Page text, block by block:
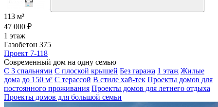
113 м²
47 000 ₽
1 этаж
Газобетон 375
Проект 7-118
Современный дом на одну семью
С 3 спальнями С плоской крышей Без гаража 1 этаж Жилые
дома до 150 м² С терассой В стиле хай-тек Проекты домов для
постоянного проживания Проекты домов для летнего отдыха
Проекты домов для большой семьи